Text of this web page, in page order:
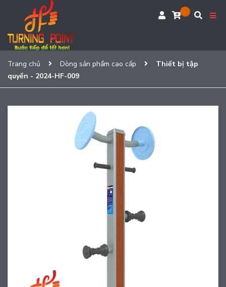
Trang chủ Dòng sản phẩm cao cấp
Thiết bị tập
quyền - 2024-HF-009